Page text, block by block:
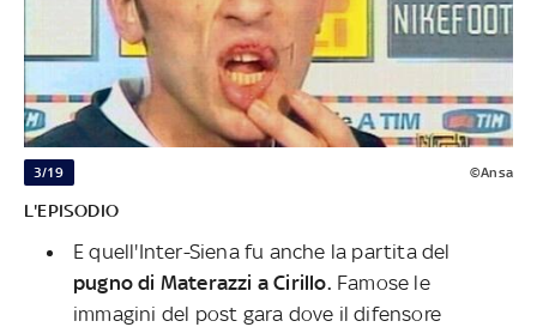
3/19 ©Ansa
L'EPISODIO
E quell'Inter-Siena fu anche la partita del
pugno di Materazzi a Cirillo. Famose le
immagini del post gara dove il difensore